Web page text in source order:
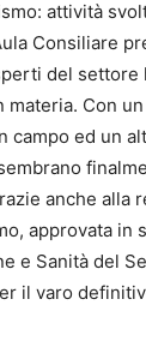
attività
Consiliare
del settore
Con
campo ed un
anche alla
approvata in
e Sanità del
il varo